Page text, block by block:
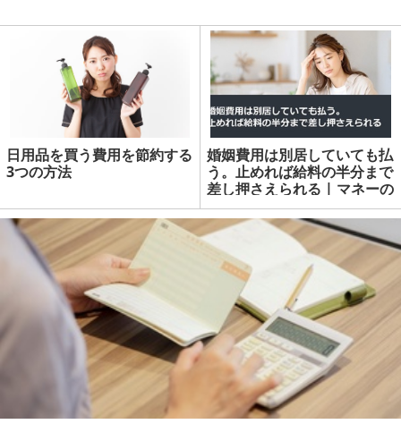
日用品を買う費用を節約する
3つの方法
婚姻費用は別居していても払
う。止めれば給料の半分まで
差し押さえられる | マネーの
達人